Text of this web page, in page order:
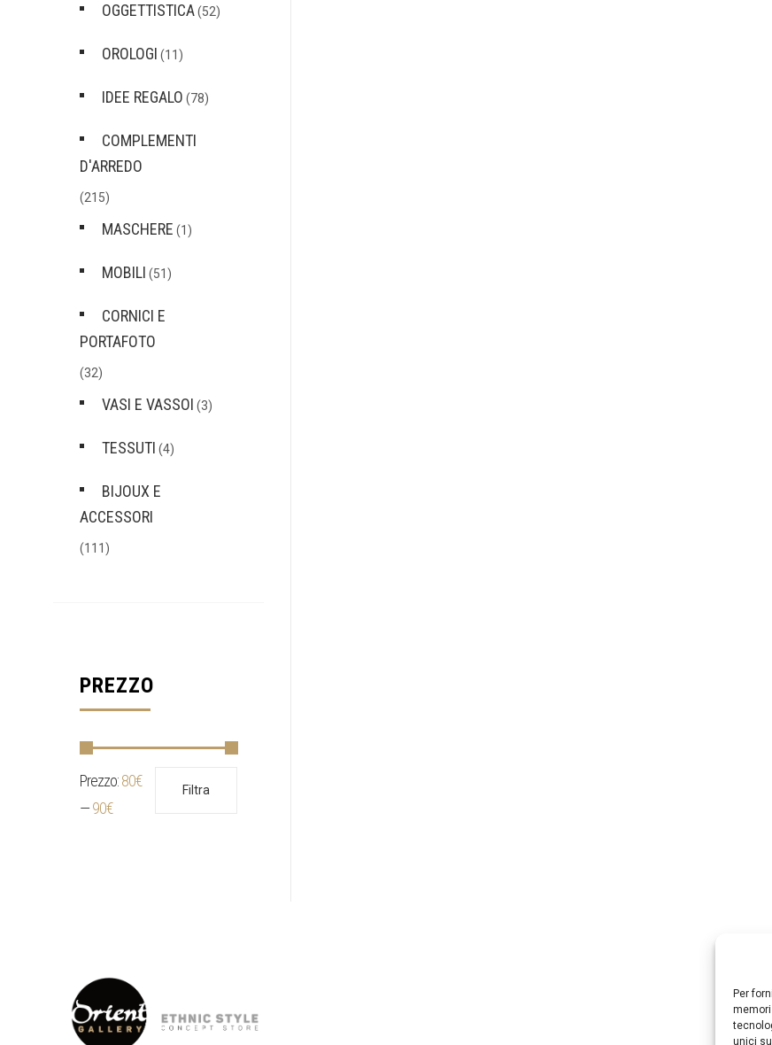
Per
unici
OGGETTISTICA(52)
OROLOGI (11)
IDEE REGALO (78)
COMPLEMENTI
D'ARREDO
(215)
MASCHERE (1)
MOBILI (51)
CORNICI E
PORTAFOTO
(32)
VASI E VASSOI (3)
TESSUTI (4)
BIJOUX E
ACCESSORI
(111)
PREZZO
Prezzo
Min
Prezzo
Max
Filtra
Prezzo:80€
—90€